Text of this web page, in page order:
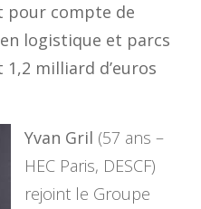
pour compte de
logistique et parcs
milliard d’euros
Yvan Gril (57 ans –
HEC Paris, DESCF)
rejoint le Groupe